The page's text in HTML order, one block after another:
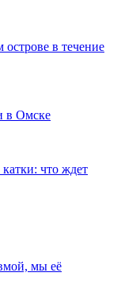
острове в течение
в Омске
что ждет
мы её